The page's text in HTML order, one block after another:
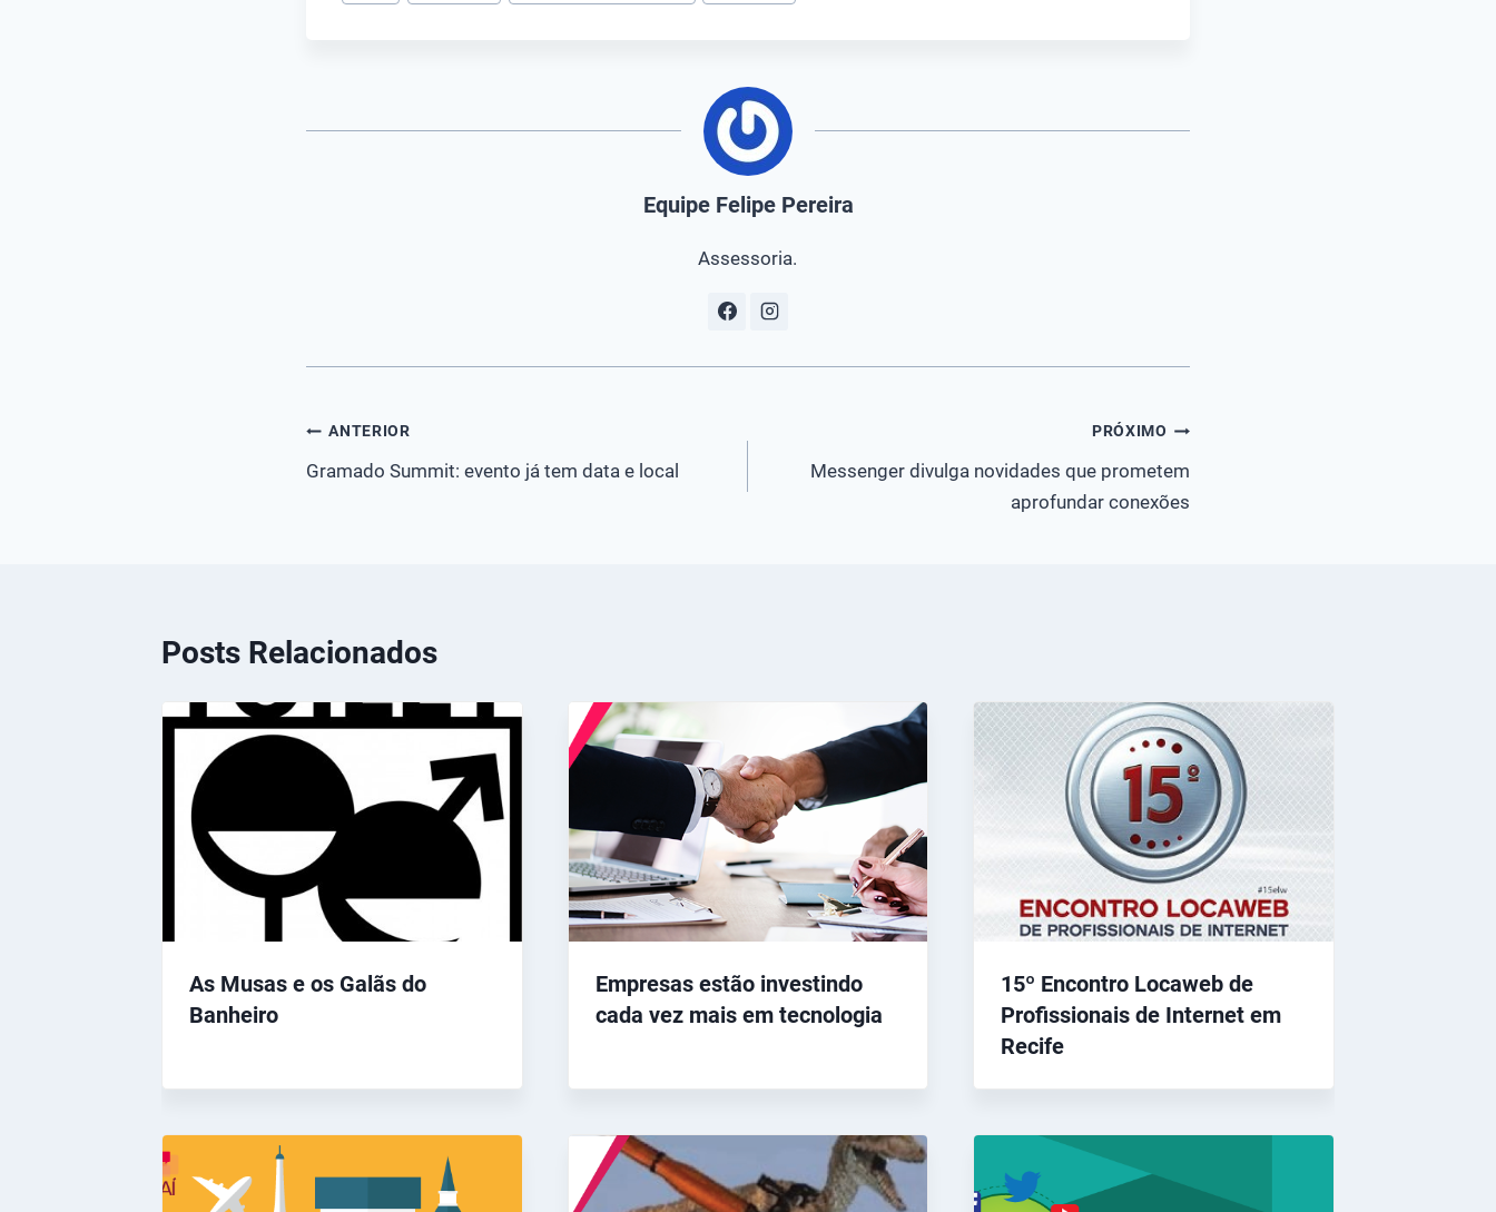
Equipe Felipe Pereira
Assessoria.
Navegação
de
ANTERIOR
Gramado Summit: evento já tem data e local
PRÓXIMO
Messenger divulga novidades que prometem
aprofundar conexões
Posts Relacionados
As Musas e os Galãs do
Banheiro
Empresas estão investindo
cada vez mais em tecnologia
15º Encontro Locaweb de
Profissionais de Internet em
Recife